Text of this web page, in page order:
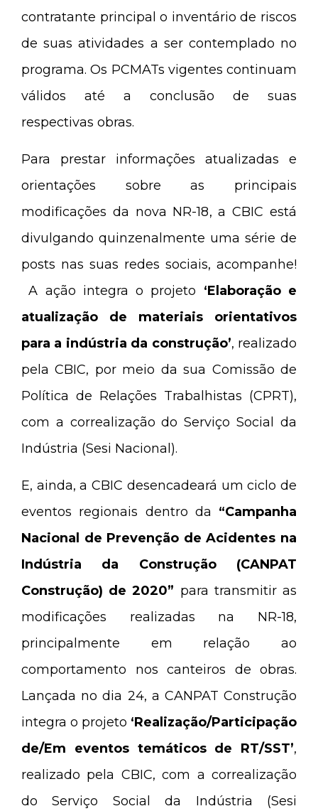
contratante principal o inventário de riscos
de suas atividades a ser contemplado no
programa. Os PCMATs vigentes continuam
válidos até a conclusão de suas
respectivas obras.
Para prestar informações atualizadas e
orientações sobre as principais
modificações da nova NR-18, a CBIC está
divulgando quinzenalmente uma série de
posts nas suas redes sociais, acompanhe!
A ação integra o projeto ‘Elaboração e
atualização de materiais orientativos
para a indústria da construção’, realizado
pela CBIC, por meio da sua Comissão de
Política de Relações Trabalhistas (CPRT),
com a correalização do Serviço Social da
Indústria (Sesi Nacional).
E, ainda, a CBIC desencadeará um ciclo de
eventos regionais dentro da “Campanha
Nacional de Prevenção de Acidentes na
Indústria da Construção (CANPAT
Construção) de 2020” para transmitir as
modificações realizadas na NR-18,
principalmente em relação ao
comportamento nos canteiros de obras.
Lançada no dia 24, a CANPAT Construção
integra o projeto ‘Realização/Participação
de/Em eventos temáticos de RT/SST’,
realizado pela CBIC, com a correalização
do Serviço Social da Indústria (Sesi